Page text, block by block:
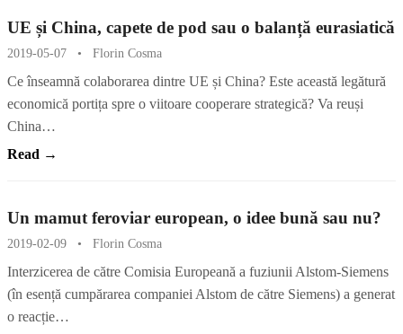
UE și China, capete de pod sau o balanță eurasiatică
2019-05-07 • Florin Cosma
Ce înseamnă colaborarea dintre UE și China? Este această legătură
economică portița spre o viitoare cooperare strategică? Va reuși
China…
Read →
Un mamut feroviar european, o idee bună sau nu?
2019-02-09 • Florin Cosma
Interzicerea de către Comisia Europeană a fuziunii Alstom-Siemens
(în esență cumpărarea companiei Alstom de către Siemens) a generat
o reacție…